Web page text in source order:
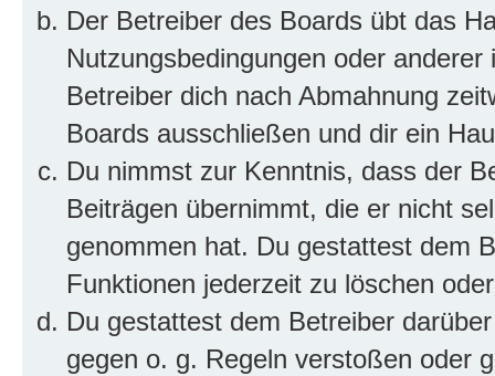
Der Betreiber des Boards übt das
Nutzungsbedingungen oder
Betreiber dich nach Abmahnung
Boards ausschließen und dir ein
Du nimmst zur Kenntnis, dass der
Beiträgen übernimmt, die er nicht
genommen hat. Du gestattest dem
Funktionen jederzeit zu löschen
Du gestattest dem Betreiber
gegen o. g. Regeln verstoßen oder